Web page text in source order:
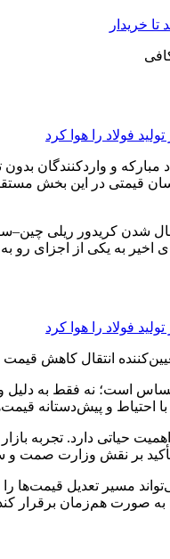
خریدار
و واردکنندگان
قیمتی در این بخش
شدن کریدور ریلی
به یکی از اجزای رو
انتقال کاهش قیمت
است؛ نه فقط به دلیل
احتیاط و پیش‌دستانه
حیاتی دارد. تجربه
تأکید بر نقش وزارت صمت و
مسیر تعدیل قیمت‌ها را
به صورت هم‌زمان برقرار